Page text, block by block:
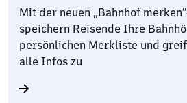
Mit der neuen „Bahnhof
speichern Reisende Ihre
persönlichen Merkliste und
alle Infos zu